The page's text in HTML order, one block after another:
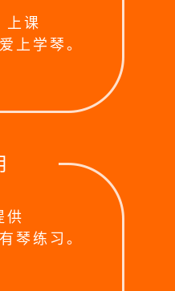
上课
上学琴。
供
琴练习。